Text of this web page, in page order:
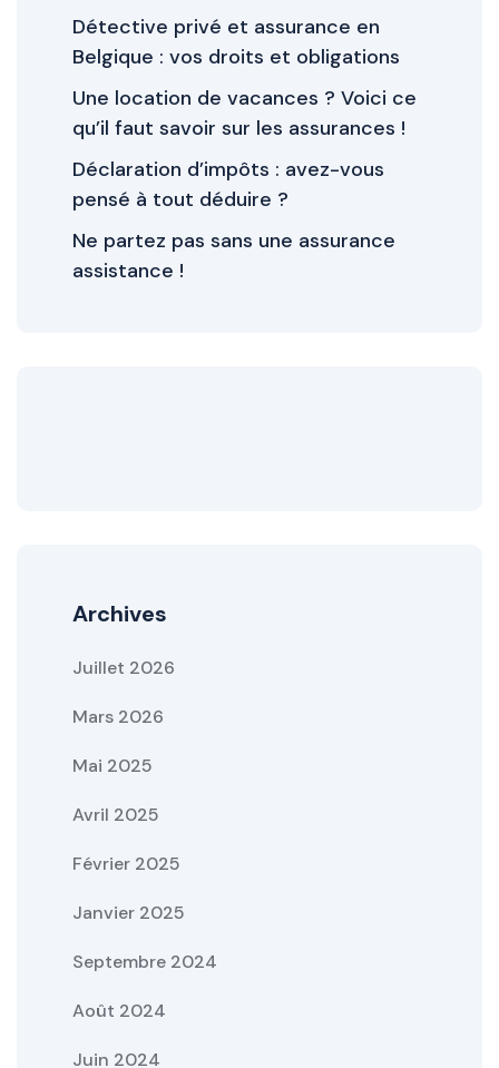
Détective privé et assurance en
Belgique : vos droits et obligations
Une location de vacances ? Voici ce
qu’il faut savoir sur les assurances !
Déclaration d’impôts : avez-vous
pensé à tout déduire ?
Ne partez pas sans une assurance
assistance !
Archives
Juillet 2026
Mars 2026
Mai 2025
Avril 2025
Février 2025
Janvier 2025
Septembre 2024
Août 2024
Juin 2024